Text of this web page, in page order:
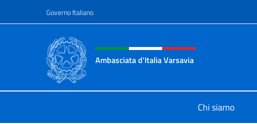
Governo Italiano
Intestazione sito, social e menù
Ambasciata d'Italia Varsavia
Chi siamo